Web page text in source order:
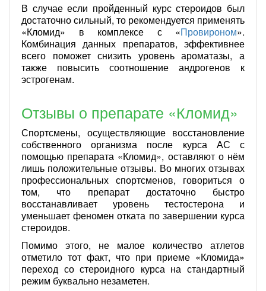
В случае если пройденный курс стероидов был
достаточно сильный, то рекомендуется применять
«Кломид» в комплексе с «Провироном».
Комбинация данных препаратов, эффективнее
всего поможет снизить уровень ароматазы, а
также повысить соотношение андрогенов к
эстрогенам.
Отзывы о препарате «Кломид»
Спортсмены, осуществляющие восстановление
собственного организма после курса АС с
помощью препарата «Кломид», оставляют о нём
лишь положительные отзывы. Во многих отзывах
профессиональных спортсменов, говориться о
том, что препарат достаточно быстро
восстанавливает уровень тестостерона и
уменьшает феномен отката по завершении курса
стероидов.
Помимо этого, не малое количество атлетов
отметило тот факт, что при приеме «Кломида»
переход со стероидного курса на стандартный
режим буквально незаметен.